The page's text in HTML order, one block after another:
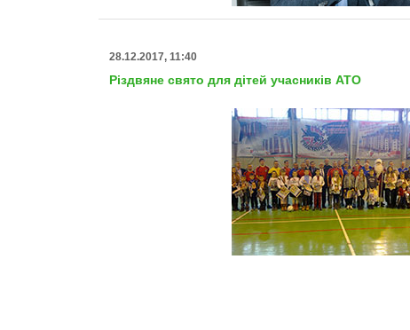
28.12.2017, 11:40
Різдвяне свято для дітей учасників АТО